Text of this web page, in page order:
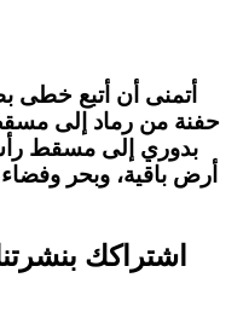
أتمنى أن أتبع خطى
حفنة من رماد إلى
بدوري إلى مسقط
أرض باقية، وبحر
اشتراكك